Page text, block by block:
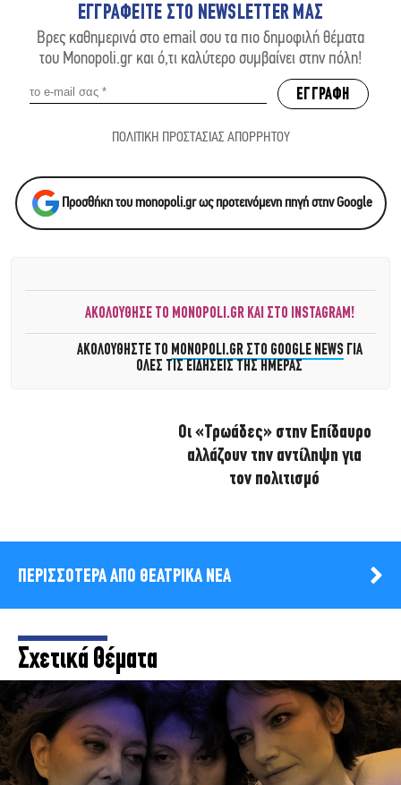
ΕΓΓΡΑΦΕΙΤΕ ΣΤΟ NEWSLETTER ΜΑΣ
Βρες καθημερινά στο email σου τα πιο δημοφιλή θέματα
του Monopoli.gr και ό,τι καλύτερο συμβαίνει στην πόλη!
ΠΟΛΙΤΙΚΗ ΠΡΟΣΤΑΣΙΑΣ ΑΠΟΡΡΗΤΟΥ
Προσθήκη του monopoli.gr ως προτεινόμενη πηγή στην Google
ΑΚΟΛΟΥΘΗΣΕ ΤΟ MONOPOLI.GR ΚΑΙ ΣΤΟ INSTAGRAM!
ΑΚΟΛΟΥΘΗΣΤΕ ΤΟ MONOPOLI.GR ΣΤΟ GOOGLE NEWSΓΙΑ
ΟΛΕΣ ΤΙΣ ΕΙΔΗΣΕΙΣ ΤΗΣ ΗΜΕΡΑΣ
Οι «Τρωάδες» στην Επίδαυρο
αλλάζουν την αντίληψη για
τον πολιτισμό
ΠΕΡΙΣΣΟΤΕΡΑ ΑΠΟ ΘΕΑΤΡΙΚΑ ΝΕΑ
Σχετικά Θέματα